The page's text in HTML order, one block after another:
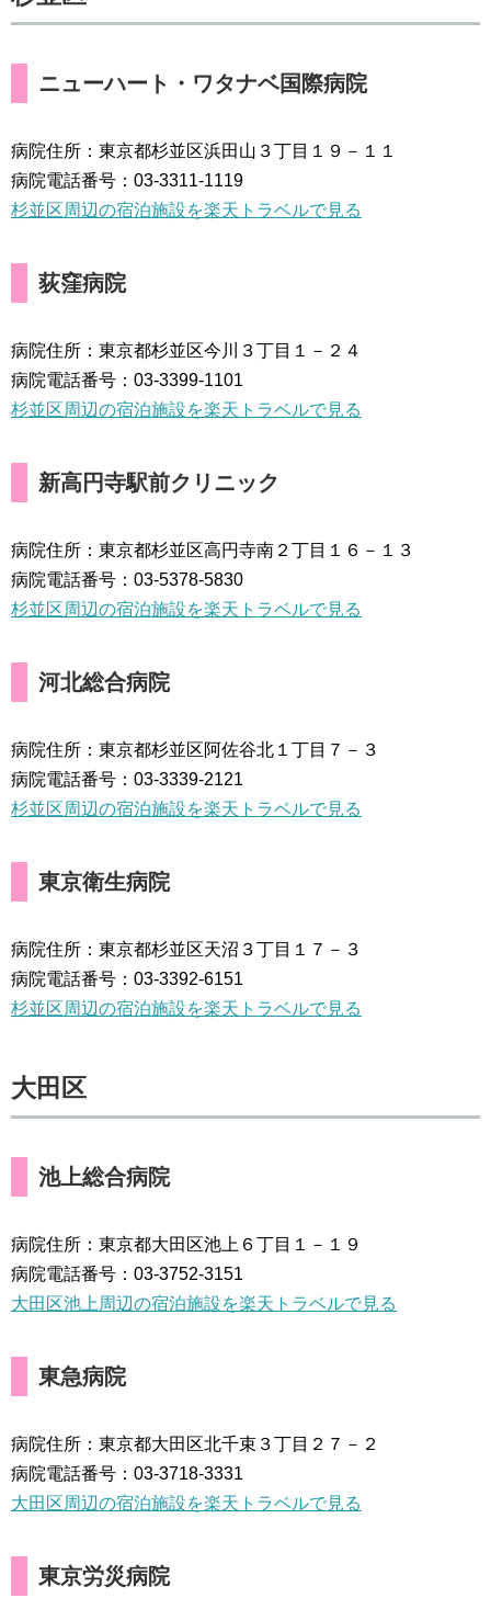
ニューハート・ワタナベ国際病院
病院住所：東京都杉並区浜田山３丁目１９－１１
病院電話番号：03-3311-1119
杉並区周辺の宿泊施設を楽天トラベルで見る
荻窪病院
病院住所：東京都杉並区今川３丁目１－２４
病院電話番号：03-3399-1101
杉並区周辺の宿泊施設を楽天トラベルで見る
新高円寺駅前クリニック
病院住所：東京都杉並区高円寺南２丁目１６－１３
病院電話番号：03-5378-5830
杉並区周辺の宿泊施設を楽天トラベルで見る
河北総合病院
病院住所：東京都杉並区阿佐谷北１丁目７－３
病院電話番号：03-3339-2121
杉並区周辺の宿泊施設を楽天トラベルで見る
東京衛生病院
病院住所：東京都杉並区天沼３丁目１７－３
病院電話番号：03-3392-6151
杉並区周辺の宿泊施設を楽天トラベルで見る
大田区
池上総合病院
病院住所：東京都大田区池上６丁目１－１９
病院電話番号：03-3752-3151
大田区池上周辺の宿泊施設を楽天トラベルで見る
東急病院
病院住所：東京都大田区北千束３丁目２７－２
病院電話番号：03-3718-3331
大田区周辺の宿泊施設を楽天トラベルで見る
東京労災病院